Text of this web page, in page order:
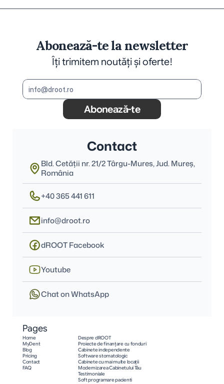
Abonează-te la newsletter
Îți trimitem noutăți și oferte!
Abonează-te
Contact
Bld. Cetății nr. 21/2 Târgu-Mures, Jud. Mureş,
România
+40 365 441 611
info@droot.ro
dROOT Facebook
Youtube
Chat on WhatsApp
Pages
Home
MyDent
Blog
Pricing
Contact
FAQ
Despre dROOT
Proiecte de finanțare cu fonduri
Cabinete independente
Software stomatologic
Cabinete cu mai multe locații
Modernizarea Cabinetului Tău
Testimoniale
Soft programare pacienti